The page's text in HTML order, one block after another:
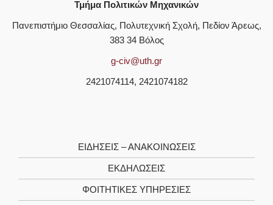
Τμήμα Πολιτικών Μηχανικών
Πανεπιστήμιο Θεσσαλίας, Πολυτεχνική Σχολή, Πεδίον Άρεως,
383 34 Βόλος
g-civ@uth.gr
2421074114, 2421074182
ΕΙΔΗΣΕΙΣ – ΑΝΑΚΟΙΝΩΣΕΙΣ
ΕΚΔΗΛΩΣΕΙΣ
ΦΟΙΤΗΤΙΚΈΣ ΥΠΗΡΕΣΊΕΣ